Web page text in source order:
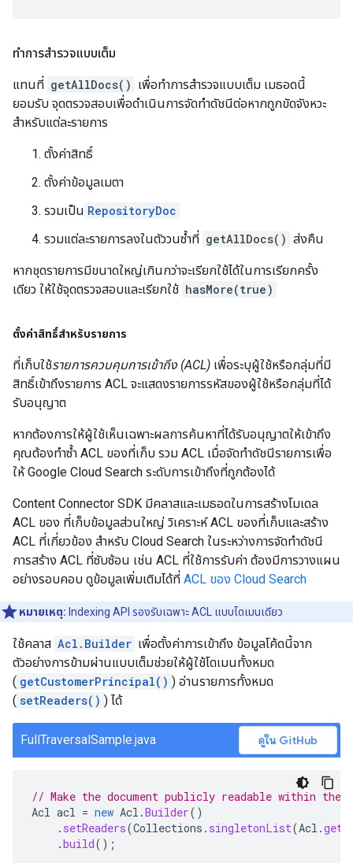
ทำการสำรวจแบบเต็ม
แทนที่ getAllDocs() เพื่อทำการสำรวจแบบเต็ม เมธอดนี้
ยอมรับ จุดตรวจสอบเพื่อดำเนินการจัดทำดัชนีต่อหากถูกขัดจังหวะ
สำหรับแต่ละรายการ
ตั้งค่าสิทธิ์
ตั้งค่าข้อมูลเมตา
รวมเป็น RepositoryDoc
รวมแต่ละรายการลงในตัววนซ้ำที่ getAllDocs() ส่งคืน
หากชุดรายการมีขนาดใหญ่เกินกว่าจะเรียกใช้ได้ในการเรียกครั้ง
เดียว ให้ใช้จุดตรวจสอบและเรียกใช้ hasMore(true)
ตั้งค่าสิทธิ์สำหรับรายการ
ที่เก็บใช้รายการควบคุมการเข้าถึง (ACL) เพื่อระบุผู้ใช้หรือกลุ่มที่มี
สิทธิ์เข้าถึงรายการ ACL จะแสดงรายการรหัสของผู้ใช้หรือกลุ่มที่ได้
รับอนุญาต
หากต้องการให้ผู้ใช้เห็นเฉพาะผลการค้นหาที่ได้รับอนุญาตให้เข้าถึง
คุณต้องทำซ้ำ ACL ของที่เก็บ รวม ACL เมื่อจัดทำดัชนีรายการเพื่อ
ให้ Google Cloud Search ระดับการเข้าถึงที่ถูกต้องได้
Content Connector SDK มีคลาสและเมธอดในการสร้างโมเดล
ACL ของ ที่เก็บข้อมูลส่วนใหญ่ วิเคราะห์ ACL ของที่เก็บและสร้าง
ACL ที่เกี่ยวข้อง สำหรับ Cloud Search ในระหว่างการจัดทำดัชนี
การสร้าง ACL ที่ซับซ้อน เช่น ACL ที่ใช้การรับค่า ต้องมีการวางแผน
อย่างรอบคอบ ดูข้อมูลเพิ่มเติมได้ที่ ACL ของ Cloud Search
หมายเหตุ: Indexing API รองรับเฉพาะ ACL แบบโดเมนเดียว
ใช้คลาส Acl.Builder เพื่อตั้งค่าการเข้าถึง ข้อมูลโค้ดนี้จาก
ตัวอย่างการข้ามผ่านแบบเต็มช่วยให้ผู้ใช้โดเมนทั้งหมด
( getCustomerPrincipal() ) อ่านรายการทั้งหมด
( setReaders() ) ได้
FullTraversalSample.java ดูใน GitHub
// Make the document publicly readable within the
Acl acl = new Acl .Builder()
. setReaders(Collections . singletonList(Acl .
.build();